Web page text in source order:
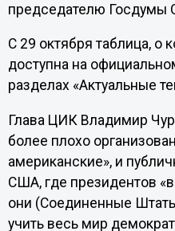
председателю Госдумы
С 29 октября таблица, о
доступна на
разделах «Актуальные
Глава ЦИК Владимир
более плохо
американские», и
США, где президентов
они (Соединенные
учить весь мир